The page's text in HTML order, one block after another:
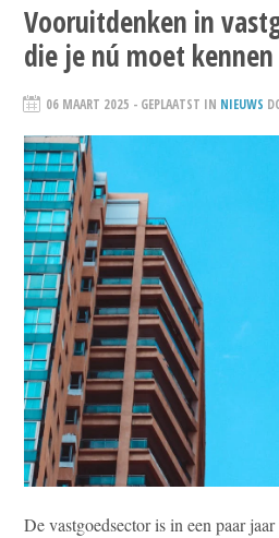
Vooruitdenken in
die je nú moet kennen
06 MAART 2025 - GEPLAATST IN NIEUWS
De vastgoedsector is in een paar